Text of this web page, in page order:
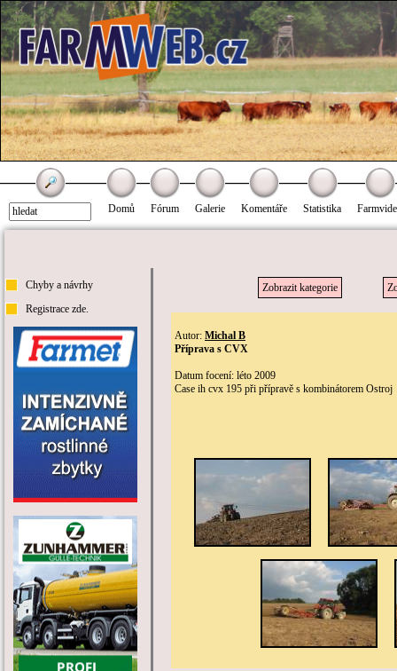
Domů Fórum Galerie Komentáře Statistika
Chyby a návrhy
Registrace zde.
Zobrazit kategorie
Autor: Michal B
Příprava s CVX
Datum focení: léto 2009
Case ih cvx 195 při přípravě s kombinátorem Ostroj